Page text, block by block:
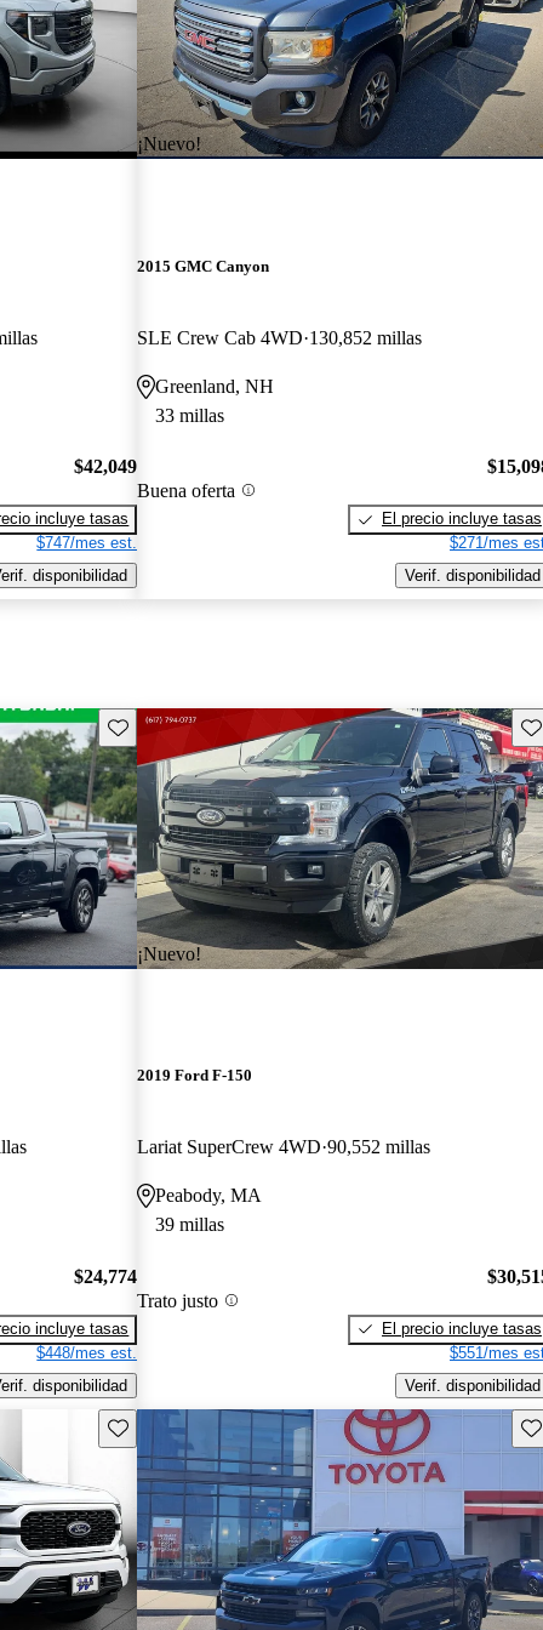
$42,049
incluye tasas
$747/mes est.
disponibilidad
¡Nuevo!
2015 GMC Canyon
SLE Crew Cab 4WD 130,852 millas
Greenland, NH
33 millas
Buena oferta
El precio incluye tasas
$271/mes
Verif. disponibilidad
Guarda este Aviso
$24,774
incluye tasas
$448/mes est.
disponibilidad
¡Nuevo!
2019 Ford F-150
Lariat SuperCrew 4WD 90,552 millas
Peabody, MA
39 millas
Trato justo
El precio incluye tasas
$551/mes
Verif. disponibilidad
Guarda este Aviso